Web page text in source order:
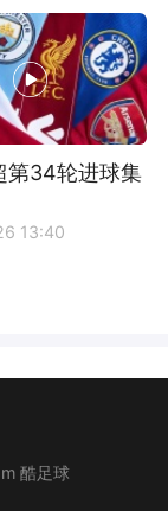
第34轮进球集
13:40
酷足球